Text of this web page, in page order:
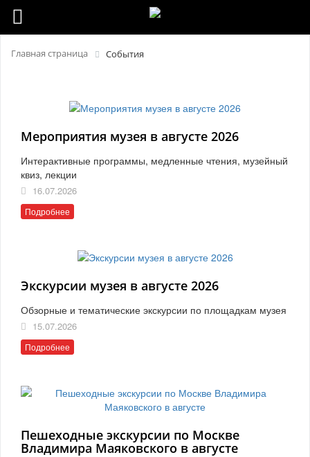
Главная страница События
Мероприятия музея в августе 2026
Интерактивные программы, медленные чтения, музейный
квиз, лекции
16.07.2026
Подробнее
Экскурсии музея в августе 2026
Обзорные и тематические экскурсии по площадкам музея
15.07.2026
Подробнее
Пешеходные экскурсии по Москве
Владимира Маяковского в августе